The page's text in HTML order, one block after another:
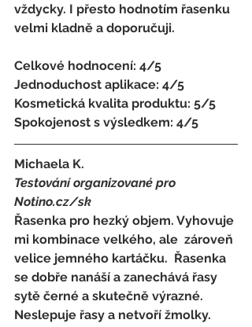
vždycky. I přesto hodnotím řasenku
velmi kladně a doporučuji.
Celkové hodnocení: 4/5
Jednoduchost aplikace: 4/5
Kosmetická kvalita produktu: 5/5
Spokojenost s výsledkem: 4/5
Michaela K.
Testování organizované pro
Notino.cz/sk
Řasenka pro hezký objem. Vyhovuje
mi kombinace velkého, ale  zároveň
velice jemného kartáčku.  Řasenka
se dobře nanáší a zanechává řasy
sytě černé a skutečně výrazné.
Neslepuje řasy a netvoří žmolky.